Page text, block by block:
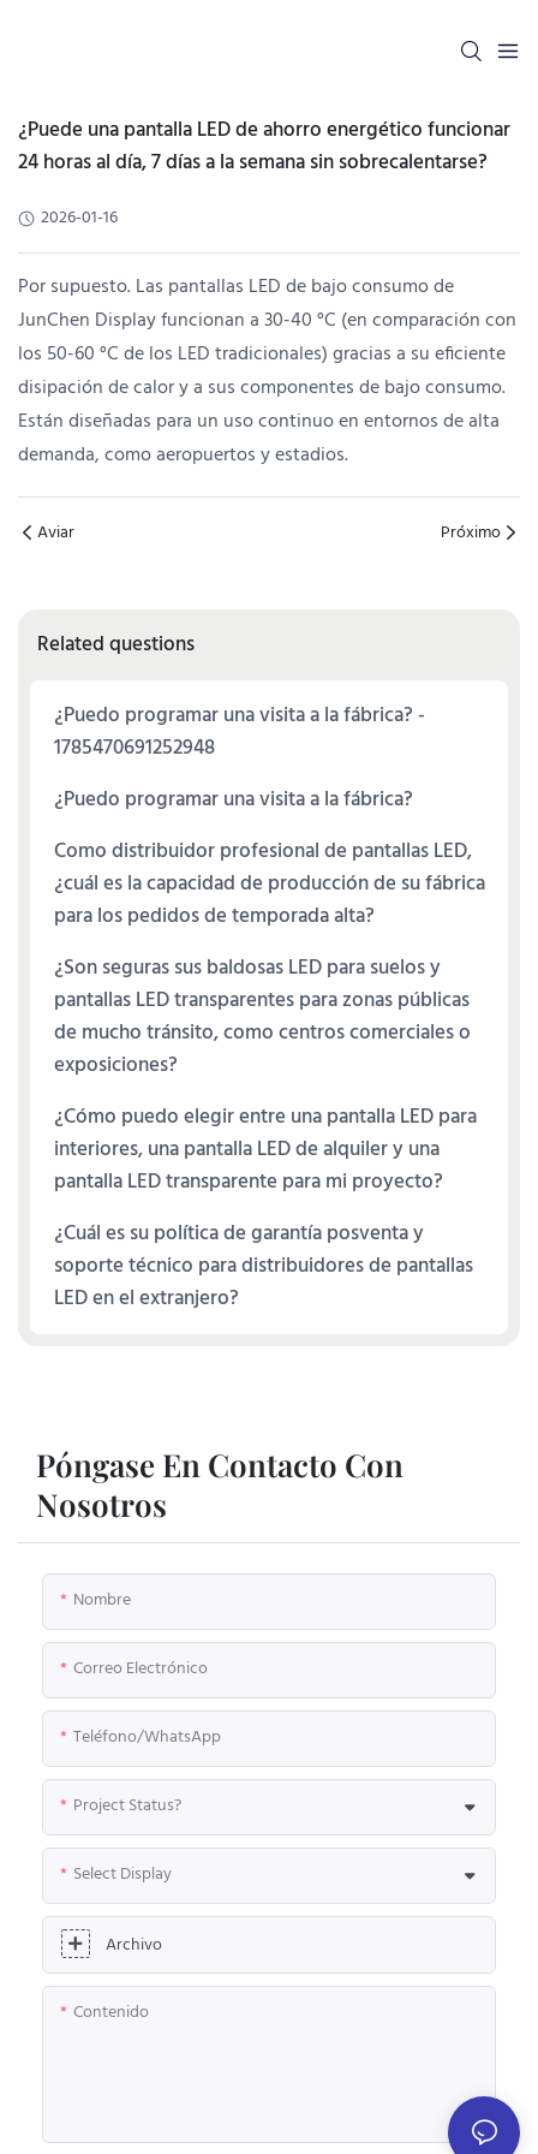
¿Puede una pantalla LED de ahorro energético funcionar
24 horas al día, 7 días a la semana sin sobrecalentarse?
2026-01-16
Por supuesto. Las pantallas LED de bajo consumo de
JunChen Display funcionan a 30-40 °C (en comparación con
los 50-60 °C de los LED tradicionales) gracias a su eficiente
disipación de calor y a sus componentes de bajo consumo.
Están diseñadas para un uso continuo en entornos de alta
demanda, como aeropuertos y estadios.
Aviar Próximo
Related questions
¿Puedo programar una visita a la fábrica? -
1785470691252948
¿Puedo programar una visita a la fábrica?
Como distribuidor profesional de pantallas LED,
¿cuál es la capacidad de producción de su fábrica
para los pedidos de temporada alta?
¿Son seguras sus baldosas LED para suelos y
pantallas LED transparentes para zonas públicas
de mucho tránsito, como centros comerciales o
exposiciones?
¿Cómo puedo elegir entre una pantalla LED para
interiores, una pantalla LED de alquiler y una
pantalla LED transparente para mi proyecto?
¿Cuál es su política de garantía posventa y
soporte técnico para distribuidores de pantallas
LED en el extranjero?
Póngase En Contacto Con
Nosotros
Nombre
Correo Electrónico
Teléfono/WhatsApp
Project Status?
Select Display
Archivo
Contenido